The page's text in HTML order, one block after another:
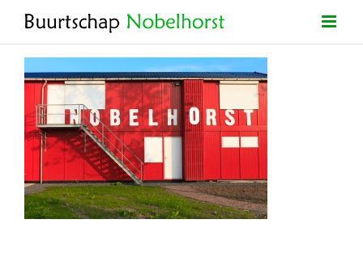
inhoud